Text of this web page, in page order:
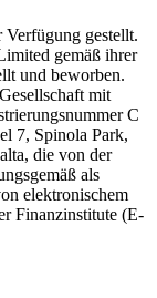
gestellt.
gemäß ihrer
und beworben.
mit
C
7, Spinola Park,
die von der
als
elektronischem
Finanzinstitute (E-